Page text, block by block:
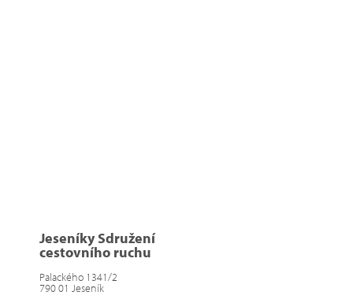
Jeseníky Sdružení
cestovního ruchu
Palackého 1341/2
790 01 Jeseník